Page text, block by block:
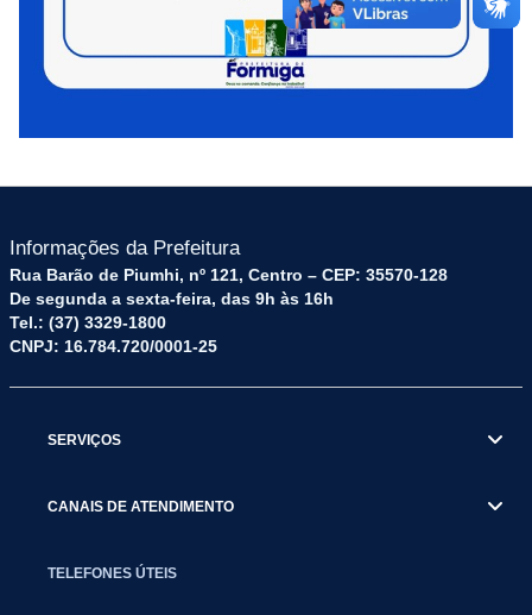
Informações da Prefeitura
Rua Barão de Piumhi, nº 121, Centro – CEP: 35570-128
De segunda a sexta-feira, das 9h às 16h
Tel.: (37) 3329-1800
CNPJ: 16.784.720/0001-25
SERVIÇOS
CANAIS DE ATENDIMENTO
TELEFONES ÚTEIS